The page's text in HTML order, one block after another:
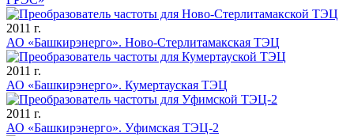
2011 г.
АО «Башкирэнерго». Ново-Стерлитамакская ТЭЦ
2011 г.
АО «Башкирэнерго». Кумертауская ТЭЦ
2011 г.
АО «Башкирэнерго». Уфимская ТЭЦ-2